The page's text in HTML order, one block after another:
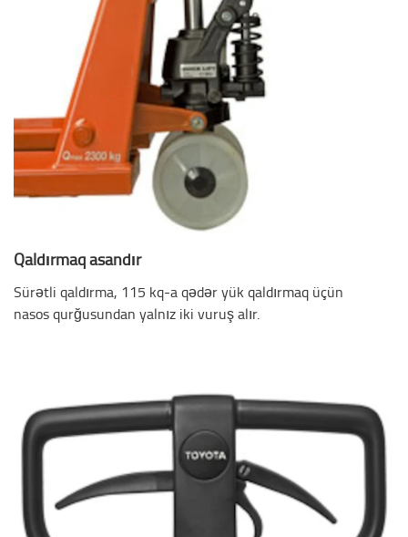
Qaldırmaq asandır
Sürətli qaldırma, 115 kq-a qədər yük qaldırmaq üçün
nasos qurğusundan yalnız iki vuruş alır.